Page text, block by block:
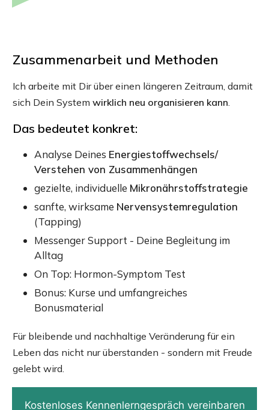
Zusammenarbeit und Methoden
Ich arbeite mit Dir über einen längeren Zeitraum, damit
sich Dein System wirklich neu organisieren kann
Das bedeutet konkret:
Analyse Deines Energiestoffwechsels/
Verstehen von Zusammenhängen
gezielte, individuelle Mikronährstoffstrategie
sanfte, wirksame Nervensystemregulation
(Tapping)
Messenger Support - Deine Begleitung im
Alltag
On Top: Hormon-Symptom Test
Bonus: Kurse und umfangreiches
Bonusmaterial
Für bleibende und nachhaltige Veränderung für ein
Leben das nicht nur überstanden - sondern mit Freude
gelebt wird.
Kostenloses Kennenlerngespräch vereinbaren